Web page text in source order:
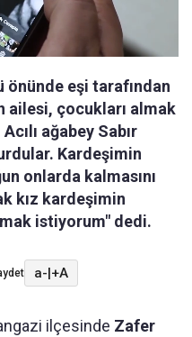
önünde eşi tarafından
ailesi, çocukları almak
ağabey Sabır
Kardeşimin
onlarda kalmasını
kız kardeşimin
istiyorum" dedi.
a-|+A
ilçesinde Zafer